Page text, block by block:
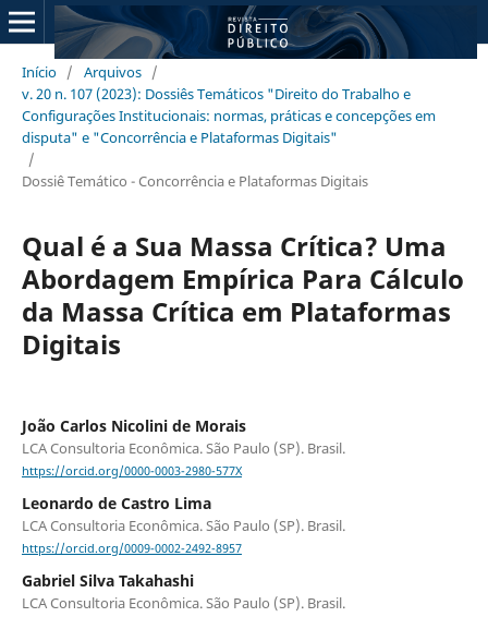
Início / Arquivos /
v. 20 n. 107 (2023): Dossiês Temáticos "Direito do Trabalho e
Configurações Institucionais: normas, práticas e concepções em
disputa" e "Concorrência e Plataformas Digitais"
/
Dossiê Temático - Concorrência e Plataformas Digitais
Qual é a Sua Massa Crítica? Uma
Abordagem Empírica Para Cálculo
da Massa Crítica em Plataformas
Digitais
João Carlos Nicolini de Morais
LCA Consultoria Econômica. São Paulo (SP). Brasil.
https://orcid.org/0000-0003-2980-577X
Leonardo de Castro Lima
LCA Consultoria Econômica. São Paulo (SP). Brasil.
https://orcid.org/0009-0002-2492-8957
Gabriel Silva Takahashi
LCA Consultoria Econômica. São Paulo (SP). Brasil.